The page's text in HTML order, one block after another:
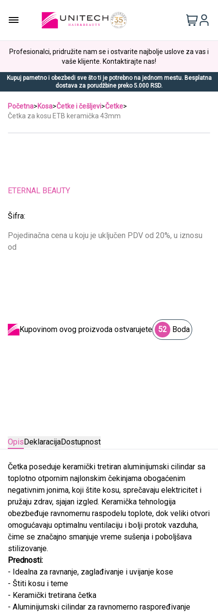
Profesionalci, pridružite nam se i ostvarite najbolje uslove za vas i
vaše klijente. Kontaktirajte nas!
Kupuj pametno i obezbedi sve što ti je potrebno na jednom mestu. Besplatna
dostava za porudžbine preko 5.000 RSD.
Početna>Kosa>Četke i češljevi>Četke>
Četka za kosu ETB keramička 43mm
ETERNAL BEAUTY
Šifra:
Pojedinačna cena u koju je uključen PDV od 20%, u iznosu
od
Kupovinom ovog proizvoda ostvarujete 52 Boda
OpisDeklaracijaDostupnost
Četka poseduje keramički tretiran aluminijumski cilindar sa
toplotno otpornim najlonskim čekinjama obogaćenim
negativnim jonima, koji štite kosu, sprečavaju elektricitet i
pružaju zdrav, sjajan izgled. Keramička tehnologija
obezbeđuje ravnomernu raspodelu toplote, dok veliki otvori
omogućavaju optimalnu ventilaciju i bolji protok vazduha,
čime se značajno smanjuje vreme sušenja i poboljšava
stilizovanje.
Prednosti:
- Idealna za ravnanje, zaglađivanje i uvijanje kose
- Štiti kosu i teme
- Keramički tretirana četka
- Aluminijumski cilindar za ravnomerno raspoređivanje